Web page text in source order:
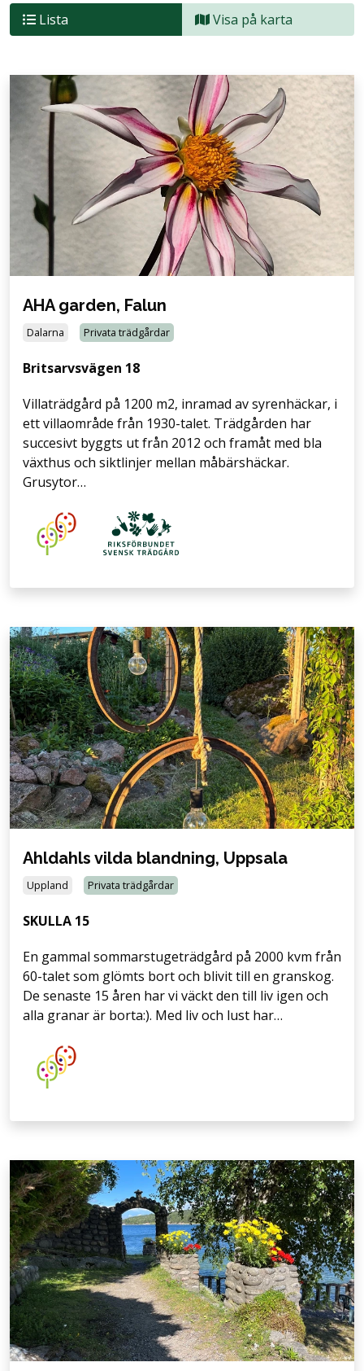
Lista Visa på karta
AHA garden, Falun
Dalarna Privata trädgårdar
Britsarvsvägen 18
Villaträdgård på 1200 m2, inramad av syrenhäckar, i
ett villaområde från 1930-talet. Trädgården har
succesivt byggts ut från 2012 och framåt med bla
växthus och siktlinjer mellan måbärshäckar.
Grusytor…
Ahldahls vilda blandning, Uppsala
Uppland Privata trädgårdar
SKULLA 15
En gammal sommarstugeträdgård på 2000 kvm från
60-talet som glömts bort och blivit till en granskog.
De senaste 15 åren har vi väckt den till liv igen och
alla granar är borta:). Med liv och lust har…